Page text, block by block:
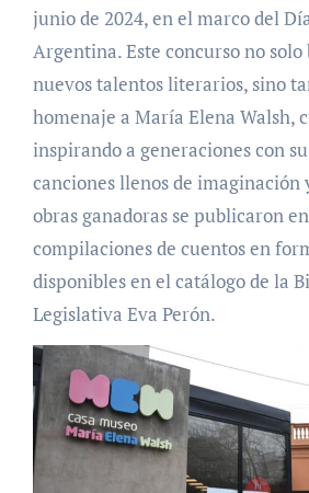
junio de 2024, en el marco del
Argentina. Este concurso no
nuevos talentos literarios, sino
homenaje a María Elena Walsh,
inspirando a generaciones con
canciones llenos de imaginación
obras ganadoras se publicaron
compilaciones de cuentos en
disponibles en el catálogo de la
Legislativa Eva Perón.